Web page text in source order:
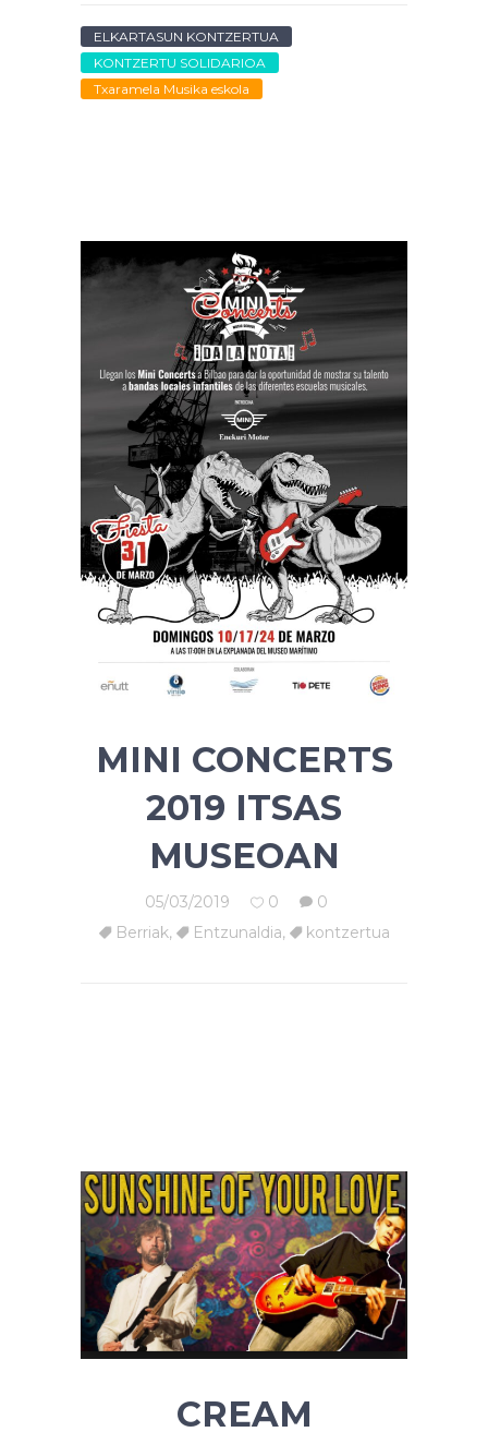
ELKARTASUN KONTZERTUA
KONTZERTU SOLIDARIOA
Txaramela Musika eskola
MINI CONCERTS
2019 ITSAS
MUSEOAN
05/03/2019 0
0
Berriak, Entzunaldia, kontzertua
CREAM